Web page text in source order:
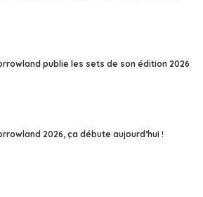
publie les sets de son édition 2026
2026, ça débute aujourd’hui !